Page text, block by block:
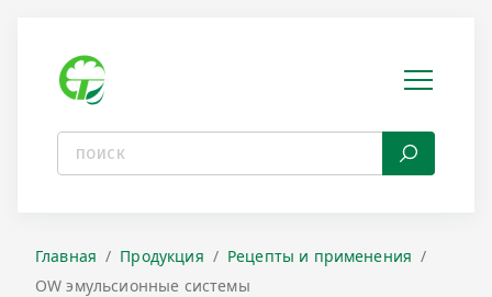
Главная Продукция
Рецепты и применения
OW эмульсионные системы